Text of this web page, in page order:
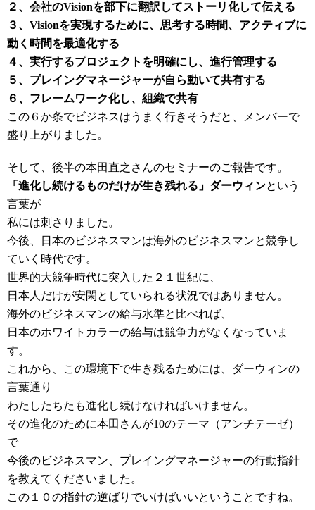
２、会社のVisionを部下に翻訳してストーリ化して伝える
３、Visionを実現するために、思考する時間、アクティブに
動く時間を最適化する
４、実行するプロジェクトを明確にし、進行管理する
５、プレイングマネージャーが自ら動いて共有する
６、フレームワーク化し、組織で共有
この６か条でビジネスはうまく行きそうだと、メンバーで
盛り上がりました。
そして、後半の本田直之さんのセミナーのご報告です。
「進化し続けるものだけが生き残れる」ダーウィンという
言葉が
私には刺さりました。
今後、日本のビジネスマンは海外のビジネスマンと競争し
ていく時代です。
世界的大競争時代に突入した２１世紀に、
日本人だけが安閑としていられる状況ではありません。
海外のビジネスマンの給与水準と比べれば、
日本のホワイトカラーの給与は競争力がなくなっていま
す。
これから、この環境下で生き残るためには、ダーウィンの
言葉通り
わたしたちたも進化し続けなければいけません。
その進化のために本田さんが10のテーマ（アンチテーゼ）
で
今後のビジネスマン、プレイングマネージャーの行動指針
を教えてくださいました。
この１０の指針の逆ばりでいけばいいということですね。